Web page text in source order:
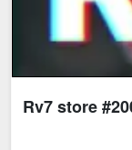
Rv7 store